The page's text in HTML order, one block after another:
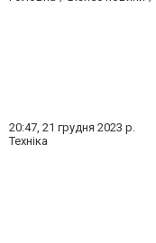
20:47, 21 грудня 2023 р.
Техніка